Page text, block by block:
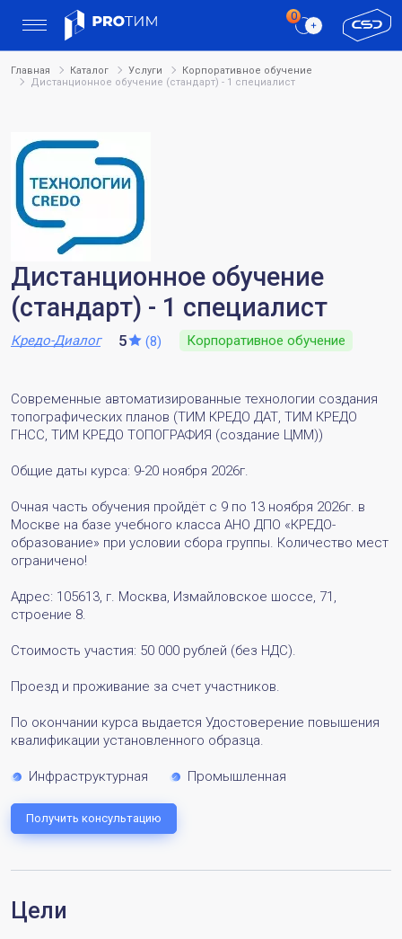
Главная Каталог Услуги
Корпоративное обучение
Дистанционное обучение (стандарт) - 1 специалист
Дистанционное обучение
(стандарт) - 1 специалист
Кредо-Диалог 5 (8) Корпоративное обучение
Современные автоматизированные технологии создания
топографических планов (ТИМ КРЕДО ДАТ, ТИМ КРЕДО
ГНСС, ТИМ КРЕДО ТОПОГРАФИЯ (создание ЦММ))
Общие даты курса: 9-20 ноября 2026г.
Очная часть обучения пройдёт с 9 по 13 ноября 2026г. в
Москве на базе учебного класса АНО ДПО «КРЕДО-
образование» при условии сбора группы. Количество мест
ограничено!
Адрес: 105613, г. Москва, Измайловское шоссе, 71,
строение 8.
Стоимость участия: 50 000 рублей (без НДС).
Проезд и проживание за счет участников.
По окончании курса выдается Удостоверение повышения
квалификации установленного образца.
Инфраструктурная Промышленная
Получить консультацию
Цели